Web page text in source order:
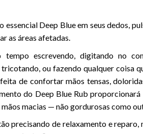
essencial Deep Blue em seus dedos,
as áreas afetadas.
tempo escrevendo, digitando no
ou fazendo qualquer coisa
de confortar mãos tensas,
do Deep Blue Rub
macias — não gordurosas como
precisando de relaxamento e reparo,